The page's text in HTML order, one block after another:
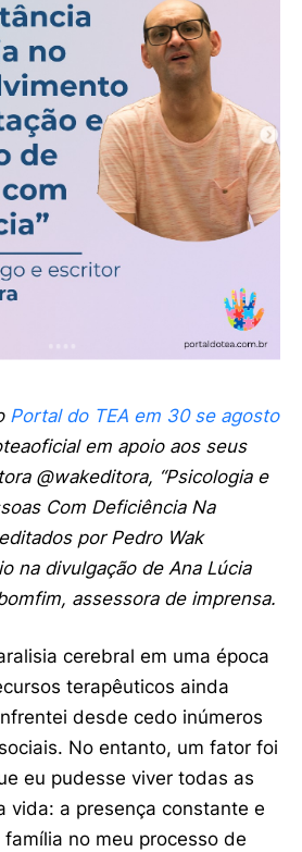
Portal do TEA em 30 se agosto
em apoio aos seus
@wakeditora, “Psicologia e
Com Deficiência Na
por Pedro Wak
na divulgação de Ana Lúcia
assessora de imprensa.
cerebral em uma época
terapêuticos ainda
desde cedo inúmeros
No entanto, um fator foi
eu pudesse viver todas as
vida: a presença constante e
no meu processo de